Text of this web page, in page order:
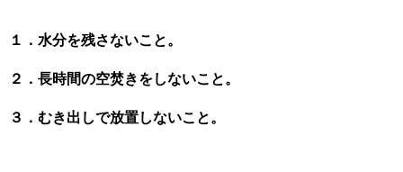
１．水分を残さないこと。
２．長時間の空焚きをしないこと。
３．むき出しで放置しないこと。